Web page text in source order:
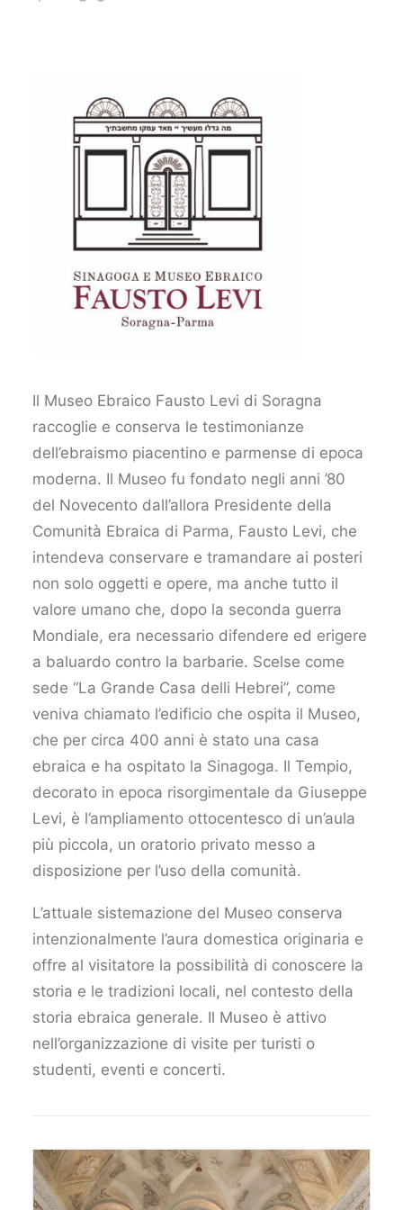
Il Museo Ebraico Fausto Levi di Soragna
raccoglie e conserva le testimonianze
dell’ebraismo piacentino e parmense di epoca
moderna. Il Museo fu fondato negli anni ’80
del Novecento dall’allora Presidente della
Comunità Ebraica di Parma, Fausto Levi, che
intendeva conservare e tramandare ai posteri
non solo oggetti e opere, ma anche tutto il
valore umano che, dopo la seconda guerra
Mondiale, era necessario difendere ed erigere
a baluardo contro la barbarie. Scelse come
sede “La Grande Casa delli Hebrei”, come
veniva chiamato l’edificio che ospita il Museo,
che per circa 400 anni è stato una casa
ebraica e ha ospitato la Sinagoga. Il Tempio,
decorato in epoca risorgimentale da Giuseppe
Levi, è l’ampliamento ottocentesco di un’aula
più piccola, un oratorio privato messo a
disposizione per l’uso della comunità.
L’attuale sistemazione del Museo conserva
intenzionalmente l’aura domestica originaria e
offre al visitatore la possibilità di conoscere la
storia e le tradizioni locali, nel contesto della
storia ebraica generale. Il Museo è attivo
nell’organizzazione di visite per turisti o
studenti, eventi e concerti.